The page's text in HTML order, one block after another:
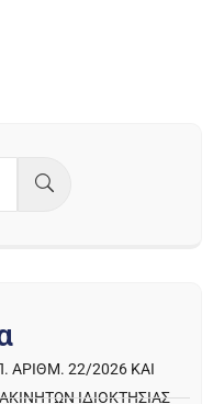
ΑΡΙΘΜ. 22/2026 ΚΑΙ
ΙΔΙΟΚΤΗΣΊΑΣ